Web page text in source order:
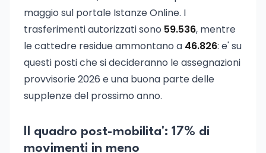
maggio sul portale Istanze Online. I
trasferimenti autorizzati sono 59.536, mentre
le cattedre residue ammontano a 46.826: e' su
questi posti che si decideranno le assegnazioni
provvisorie 2026 e una buona parte delle
supplenze del prossimo anno.
Il quadro post-mobilita': 17% di
movimenti in meno